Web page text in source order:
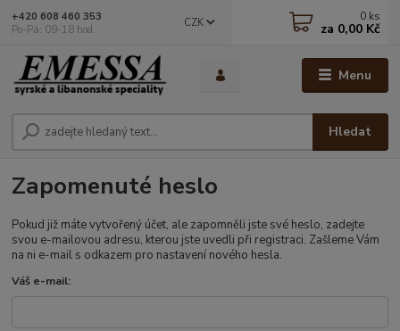
Menu
CZK
Hledat
+420 608 460 353
Po-Pá: 09-18 hod.
0 ks
za 0,00 Kč
Zapomenuté heslo
Pokud již máte vytvořený účet, ale zapomněli jste své heslo, zadejte
svou e-mailovou adresu, kterou jste uvedli při registraci. Zašleme Vám
na ni e-mail s odkazem pro nastavení nového hesla.
Váš e-mail: